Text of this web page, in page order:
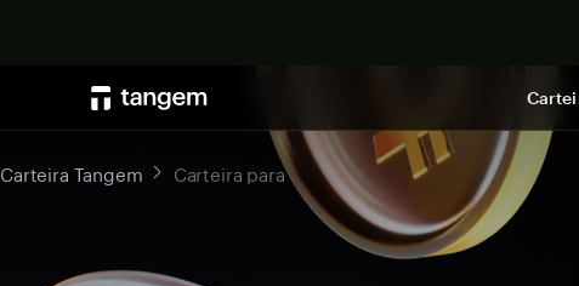
Carteira Tangem Carteira para